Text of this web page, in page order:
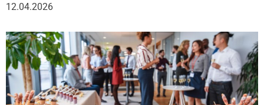
12.04.2026